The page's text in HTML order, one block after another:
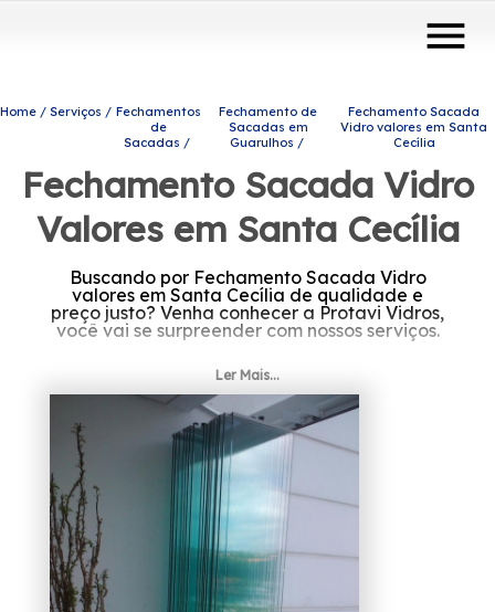
menu
Home Serviços
Fechamentos
de
Sacadas
Fechamento de
Sacadas em
Guarulhos
Fechamento Sacada
Vidro valores em Santa
Cecília
Fechamento Sacada Vidro
Valores em Santa Cecília
Buscando por Fechamento Sacada Vidro
valores em Santa Cecília de qualidade e
preço justo? Venha conhecer a Protavi Vidros,
você vai se surpreender com nossos serviços.
Está buscando Fechamento Sacada Vidro
valores em Santa Cecília? Conheça os
produtos e serviços que a Protavi Vidros
disponibiliza, entre eles estão alternativas
diversas do ramo de engenharia de vidros,
como portas de vidro, box para banheiros e
coberturas com vidro. Fale conosco e tenha
um ambiente mais moderno, estamos à sua
disposição.
Ler Mais...